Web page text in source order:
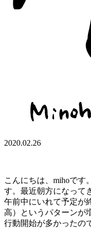
2020.02.26
こんにちは、mihoです
す。最近朝方になって
午前中にいれて予定が
高）というパターンが
行動開始が多かったの